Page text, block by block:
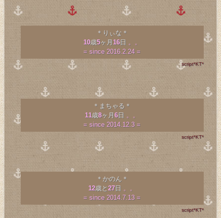
＊りぃな＊
10歳5ヶ月 16日 。。
= since 2016.2.24 =
script*KT*
＊まちゃる＊
11歳8ヶ月6日 。。
= since 2014.12.3 =
script*KT*
＊かのん＊
12歳と27日 。。
= since 2014.7.13 =
script*KT*